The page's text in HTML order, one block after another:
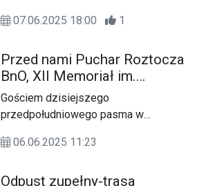
pierwszą sobotę miesiąca o godz.
07.06.2025 18:00 1
Przed nami Puchar Roztocza
BnO, XII Memoriał im.
Zdzisława Strzemiecznego
Gościem dzisiejszego
przedpołudniowego pasma w
Czarny, prezes UKS Azymut Siedliska
zbliżającym się sportowym
06.06.2025 11:23
Odpust zupełny-trasa